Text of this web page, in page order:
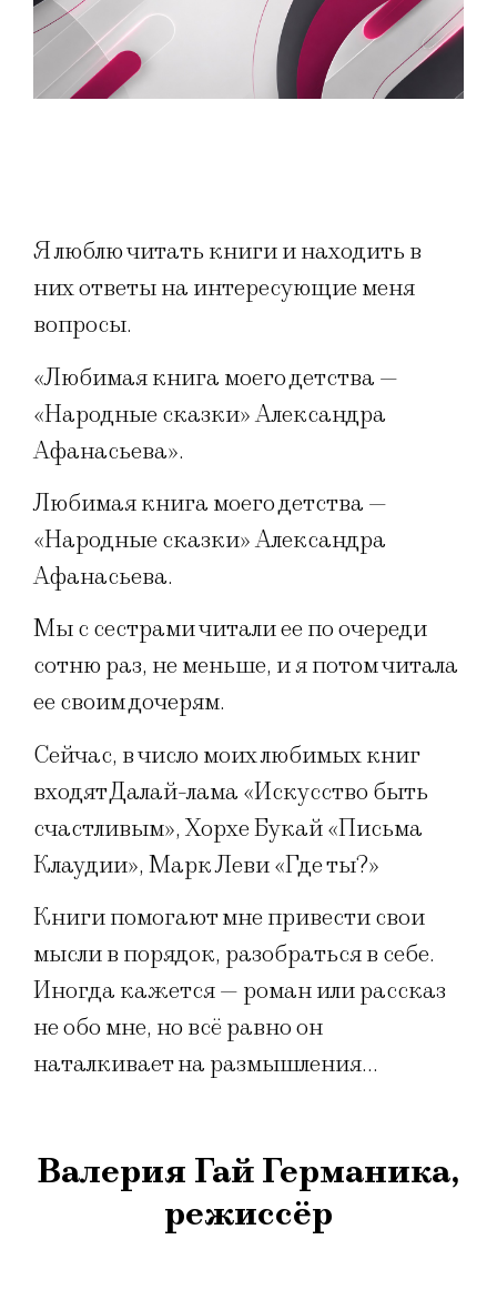
Я люблю читать книги и находить в
них ответы на интересующие меня
вопросы.
«Любимая книга моего детства —
«Народные сказки» Александра
Афанасьева».
Любимая книга моего детства —
«Народные сказки» Александра
Афанасьева.
Мы с сестрами читали ее по очереди
сотню раз, не меньше, и я потом читала
ее своим дочерям.
Сейчас, в число моих любимых книг
входят Далай-лама «Искусство быть
счастливым», Хорхе Букай «Письма
Клаудии», Марк Леви «Где ты?»
Книги помогают мне привести свои
мысли в порядок, разобраться в себе.
Иногда кажется — роман или рассказ
не обо мне, но всё равно он
наталкивает на размышления…
Валерия Гай Германика,
режиссёр